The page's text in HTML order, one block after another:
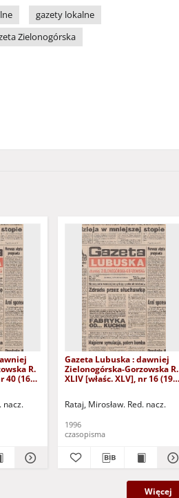
gazety lokalne
Zielonogórska
R.
40 (16
nacz.
Gazeta Lubuska : dawniej
Zielonogórska-Gorzowska R.
XLIV [właśc. XLV], nr 16 (19
Rataj, Mirosław. Red. nacz.
1996
czasopisma
Więcej